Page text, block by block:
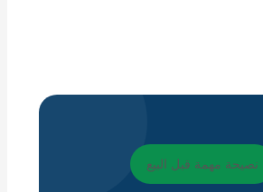
نصيحة مهمة قبل البيع